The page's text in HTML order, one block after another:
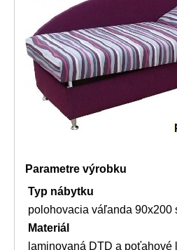
Parametre výrobku
Typ nábytku
polohovacia váľanda 90x200
Materiál
laminovaná DTD a poťahové